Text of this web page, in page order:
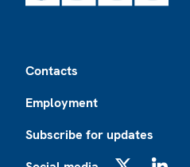
Contacts
Employment
Subscribe for updates